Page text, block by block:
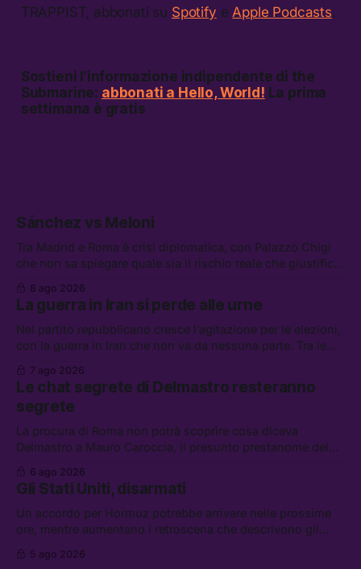
TRAPPIST, abbonati su Spotify eApple Podcasts.
Sostieni l’informazione indipendente di the
Submarine: abbonati a Hello, World! La prima
settimana è gratis
Sánchez vs Meloni
Tra Madrid e Roma è crisi diplomatica, con Palazzo Chigi
che non sa spiegare quale sia il rischio reale che giustifica
di difesa tra Arabia Saudita, Pakistan e Turchia, la crisi del
carburante irregolare, e un altro caso di IA ribelle
8 ago 2026
La guerra in Iran si perde alle urne
Nel partito repubblicano cresce l’agitazione per le elezioni,
con la guerra in Iran che non va da nessuna parte. Tra le
lavoro, Schlein prova a mettere in sicurezza la coalizione, e
che cos’è lo “Spiralismo,” la religione degli agenti IA
7 ago 2026
Le chat segrete di Delmastro resteranno
segrete
La procura di Roma non potrà scoprire cosa diceva
Delmastro a Mauro Caroccia, il presunto prestanome del
attacchi in Libano, il governo chiederà 36 miliardi di
flessibilità in armi e energia, e Grokipedia è già stata
abbandonata
6 ago 2026
Gli Stati Uniti, disarmati
Un accordo per Hormuz potrebbe arrivare nelle prossime
ore, mentre aumentano i retroscena che descrivono gli
chi aspetta i dispersi di Ceuta, il boom dei carburanti
5 ago 2026